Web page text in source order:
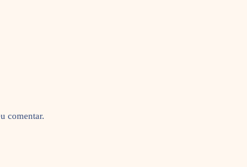
comentar.